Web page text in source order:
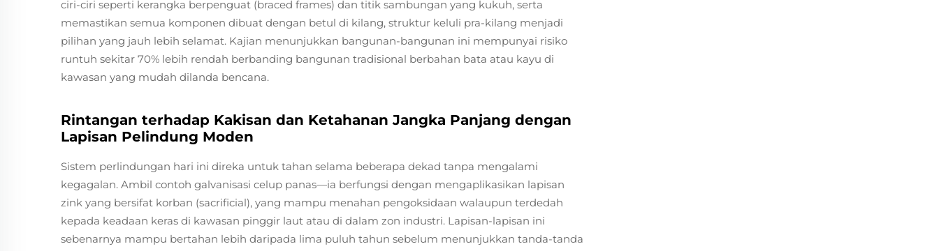
ciri-ciri seperti kerangka berpenguat (braced frames) dan titik sambungan yang kukuh, serta
memastikan semua komponen dibuat dengan betul di kilang, struktur keluli pra-kilang menjadi
pilihan yang jauh lebih selamat. Kajian menunjukkan bangunan-bangunan ini mempunyai risiko
runtuh sekitar 70% lebih rendah berbanding bangunan tradisional berbahan bata atau kayu di
kawasan yang mudah dilanda bencana.
Rintangan terhadap Kakisan dan Ketahanan Jangka Panjang dengan
Lapisan Pelindung Moden
Sistem perlindungan hari ini direka untuk tahan selama beberapa dekad tanpa mengalami
kegagalan. Ambil contoh galvanisasi celup panas—ia berfungsi dengan mengaplikasikan lapisan
zink yang bersifat korban (sacrificial), yang mampu menahan pengoksidaan walaupun terdedah
kepada keadaan keras di kawasan pinggir laut atau di dalam zon industri. Lapisan-lapisan ini
sebenarnya mampu bertahan lebih daripada lima puluh tahun sebelum menunjukkan tanda-tanda